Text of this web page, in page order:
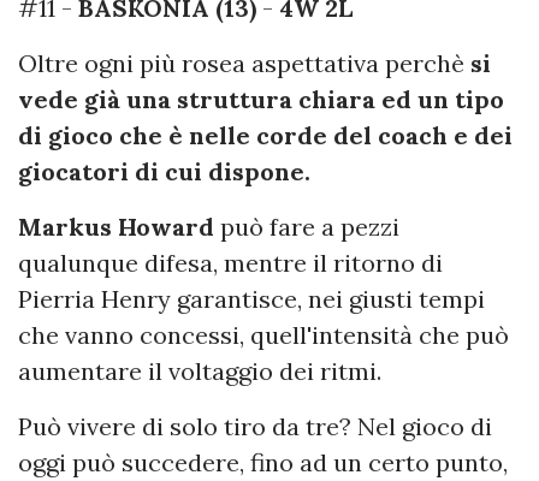
#11 - BASKONIA (13) - 4W 2L
Oltre ogni più rosea aspettativa perchè si
vede già una struttura chiara ed un tipo
di gioco che è nelle corde del coach e dei
giocatori di cui dispone.
Markus Howard può fare a pezzi
qualunque difesa, mentre il ritorno di
Pierria Henry garantisce, nei giusti tempi
che vanno concessi, quell'intensità che può
aumentare il voltaggio dei ritmi.
Può vivere di solo tiro da tre? Nel gioco di
oggi può succedere, fino ad un certo punto,